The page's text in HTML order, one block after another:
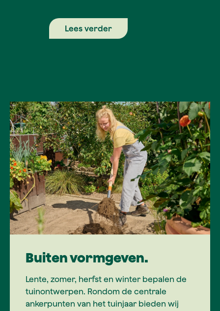
Lees verder
Buiten vormgeven.
Lente, zomer, herfst en winter bepalen de
tuinontwerpen. Rondom de centrale
ankerpunten van het tuinjaar bieden wij